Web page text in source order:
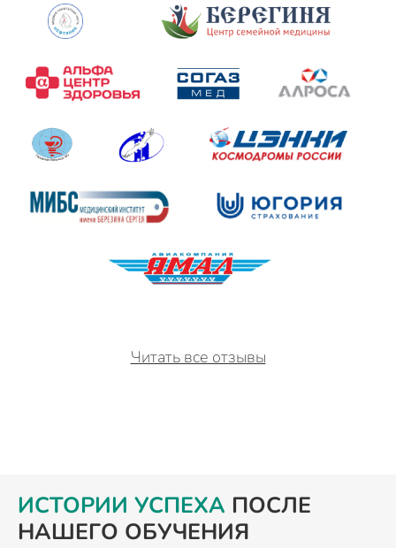
Читать все отзывы
ИСТОРИИ УСПЕХА ПОСЛЕ
НАШЕГО ОБУЧЕНИЯ